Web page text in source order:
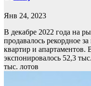
Янв 24, 2023
В декабре 2022 года на
продавалось рекордное
квартир и
экспонировалось 52,3
тыс. лотов